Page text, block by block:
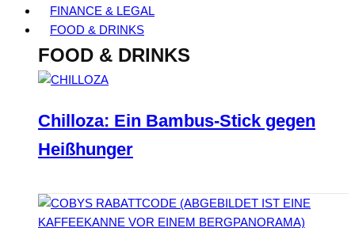
FINANCE & LEGAL
FOOD & DRINKS
FOOD & DRINKS
Chilloza: Ein Bambus-Stick gegen
Heißhunger